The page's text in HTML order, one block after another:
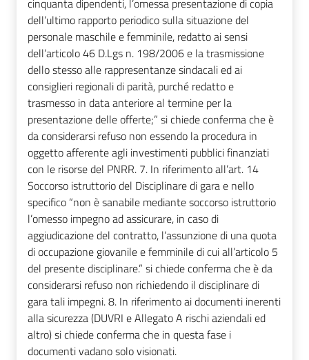
dell’ultimo rapporto periodico sulla situazione del
personale maschile e femminile, redatto ai sensi
dell’articolo 46 D.Lgs n. 198/2006 e la trasmissione
dello stesso alle rappresentanze sindacali ed ai
consiglieri regionali di parità, purché redatto e
trasmesso in data anteriore al termine per la
presentazione delle offerte;” si chiede conferma che è
da considerarsi refuso non essendo la procedura in
oggetto afferente agli investimenti pubblici finanziati
con le risorse del PNRR. 7. In riferimento all’art. 14
Soccorso istruttorio del Disciplinare di gara e nello
specifico “non è sanabile mediante soccorso istruttorio
l’omesso impegno ad assicurare, in caso di
aggiudicazione del contratto, l’assunzione di una quota
di occupazione giovanile e femminile di cui all’articolo 5
del presente disciplinare.” si chiede conferma che è da
considerarsi refuso non richiedendo il disciplinare di
gara tali impegni. 8. In riferimento ai documenti inerenti
alla sicurezza (DUVRI e Allegato A rischi aziendali ed
altro) si chiede conferma che in questa fase i
documenti vadano solo visionati.